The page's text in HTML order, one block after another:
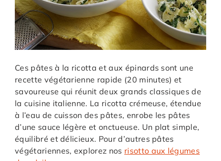
Ces pâtes à la ricotta et aux épinards sont une
recette végétarienne rapide (20 minutes) et
savoureuse qui réunit deux grands classiques de
la cuisine italienne. La ricotta crémeuse, étendue
à l’eau de cuisson des pâtes, enrobe les pâtes
d’une sauce légère et onctueuse. Un plat simple,
équilibré et délicieux. Pour d’autres pâtes
végétariennes, explorez nos risotto aux légumes